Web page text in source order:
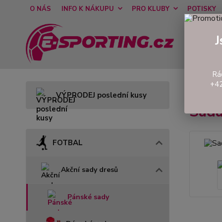
O NÁS INFO K NÁKUPU PRO KLUBY POTISKY
VÝPRODEJ poslední kusy
FOTBAL
Akční sady dresů
Pánské sady